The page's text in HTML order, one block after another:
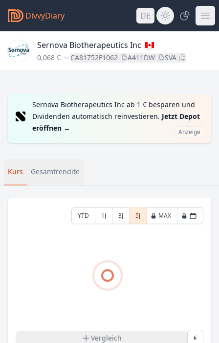
DivvyDiary DE
Sernova Biotherapeutics Inc
0,068 € CA81752F1062 A411DW SVA
Sernova Biotherapeutics Inc ab 1 € besparen und
Dividenden automatisch reinvestieren. Jetzt Depot
eröffnen → Anzeige
Kurs Gesamtrendite
YTD 1J 3J 5J MAX
Vergleich €